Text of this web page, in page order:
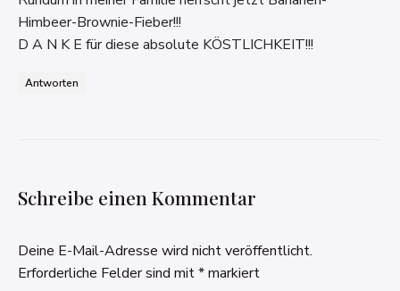
Himbeer-Brownie-Fieber!!!
D A N K E für diese absolute KÖSTLICHKEIT!!!
Antworten
Schreibe einen Kommentar
Deine E-Mail-Adresse wird nicht veröffentlicht.
Erforderliche Felder sind mit*markiert